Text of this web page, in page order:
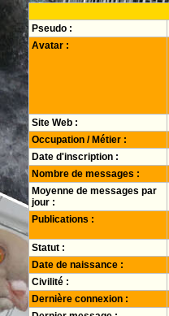
Pseudo :
Avatar :
Site Web :
Occupation / Métier :
Date d'inscription :
Nombre de messages :
Moyenne de messages par
jour :
Publications :
Statut :
Date de naissance :
Civilité :
Dernière connexion :